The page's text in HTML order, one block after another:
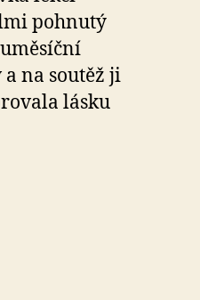
pohnutý
na soutěž ji
lásku